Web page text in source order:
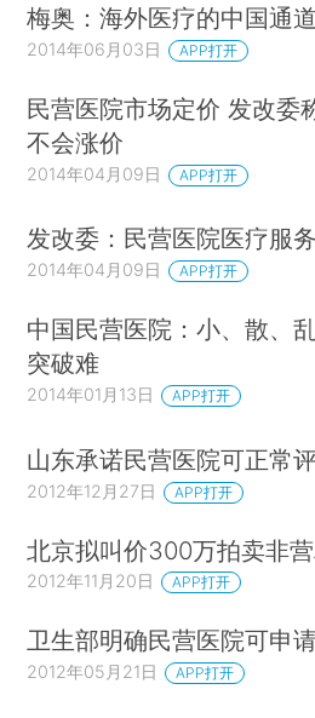
梅奥：海外医疗的中国通道
2014年06月03日 APP打开
民营医院市场定价 发改委
不会涨价
2014年04月09日 APP打开
发改委：民营医院医疗服
2014年04月09日 APP打开
中国民营医院：小、散、
突破难
2014年01月13日 APP打开
山东承诺民营医院可正常
2012年12月27日 APP打开
北京拟叫价300万拍卖非
2012年11月20日 APP打开
卫生部明确民营医院可申
2012年05月21日 APP打开